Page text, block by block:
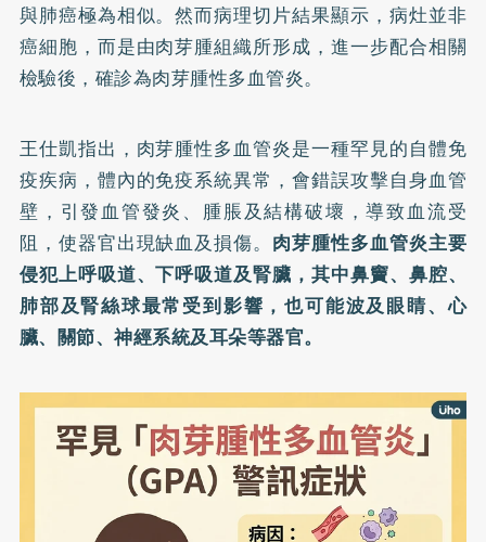
與肺癌極為相似。然而病理切片結果顯示，病灶並非
癌細胞，而是由肉芽腫組織所形成，進一步配合相關
檢驗後，確診為肉芽腫性多血管炎。
王仕凱指出，肉芽腫性多血管炎是一種罕見的自體免
疫疾病，體內的免疫系統異常，會錯誤攻擊自身血管
壁，引發血管發炎、腫脹及結構破壞，導致血流受
阻，使器官出現缺血及損傷。 肉芽腫性多血管炎主要
侵犯上呼吸道、下呼吸道及腎臟，其中鼻竇、鼻腔、
肺部及腎絲球最常受到影響，也可能波及眼睛、心
臟、關節、神經系統及耳朵等器官。